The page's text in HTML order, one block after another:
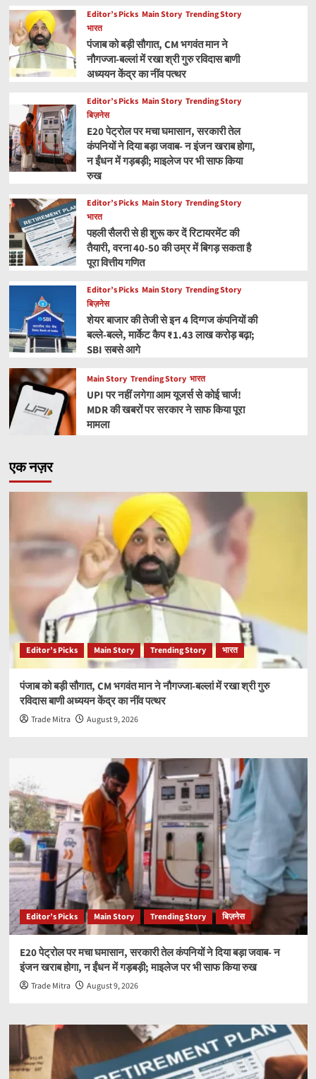
Editor’s Picks Main Story Trending Story
भारत
पंजाब को बड़ी सौगात, CM भगवंत मान ने
नौगज्जा-बल्लां में रखा श्री गुरु रविदास बाणी
अध्ययन केंद्र का नींव पत्थर
Editor’s Picks Main Story Trending Story
बिज़नेस
E20 पेट्रोल पर मचा घमासान, सरकारी तेल
कंपनियों ने दिया बड़ा जवाब- न इंजन खराब होगा,
न ईंधन में गड़बड़ी; माइलेज पर भी साफ किया
रुख
Editor’s Picks Main Story Trending Story
भारत
पहली सैलरी से ही शुरू कर दें रिटायरमेंट की
तैयारी, वरना 40-50 की उम्र में बिगड़ सकता है
पूरा वित्तीय गणित
Editor’s Picks Main Story Trending Story
बिज़नेस
शेयर बाजार की तेजी से इन 4 दिग्गज कंपनियों की
बल्ले-बल्ले, मार्केट कैप ₹1.43 लाख करोड़ बढ़ा;
SBI सबसे आगे
Main Story Trending Story भारत
UPI पर नहीं लगेगा आम यूजर्स से कोई चार्ज!
MDR की खबरों पर सरकार ने साफ किया पूरा
मामला
एक नज़र
Editor’s Picks Main Story Trending Story भारत
पंजाब को बड़ी सौगात, CM भगवंत मान ने नौगज्जा-बल्लां में रखा श्री गुरु
रविदास बाणी अध्ययन केंद्र का नींव पत्थर
Trade Mitra August 9, 2026
Editor’s Picks Main Story Trending Story बिज़नेस
E20 पेट्रोल पर मचा घमासान, सरकारी तेल कंपनियों ने दिया बड़ा जवाब- न
इंजन खराब होगा, न ईंधन में गड़बड़ी; माइलेज पर भी साफ किया रुख
Trade Mitra August 9, 2026